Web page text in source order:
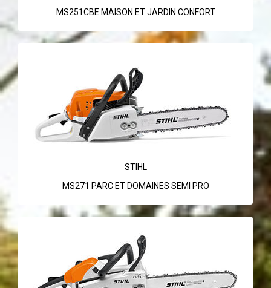
MS251CBE MAISON ET JARDIN CONFORT
STIHL
MS271 PARC ET DOMAINES SEMI PRO